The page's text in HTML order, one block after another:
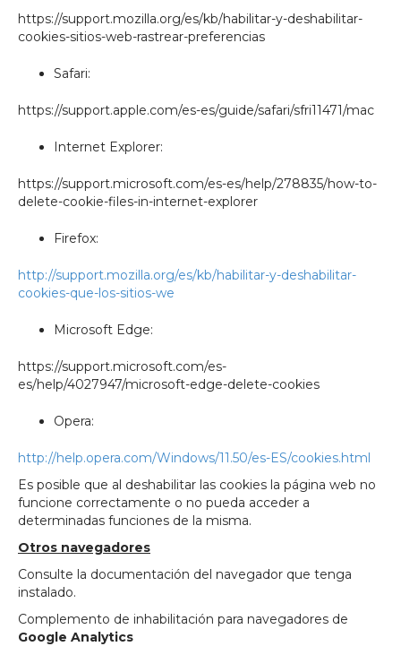
https://support.mozilla.org/es/kb/habilitar-y-deshabilitar-
cookies-sitios-web-rastrear-preferencias
Safari:
https://support.apple.com/es-es/guide/safari/sfri11471/mac
Internet Explorer:
https://support.microsoft.com/es-es/help/278835/how-to-
delete-cookie-files-in-internet-explorer
Firefox:
http://support.mozilla.org/es/kb/habilitar-y-deshabilitar-
cookies-que-los-sitios-we
Microsoft Edge:
https://support.microsoft.com/es-
es/help/4027947/microsoft-edge-delete-cookies
Opera:
http://help.opera.com/Windows/11.50/es-ES/cookies.html
Es posible que al deshabilitar las cookies la página web no
funcione correctamente o no pueda acceder a
determinadas funciones de la misma.
Otros navegadores
Consulte la documentación del navegador que tenga
instalado.
Complemento de inhabilitación para navegadores de
Google Analytics